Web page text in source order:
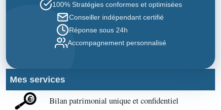
100% Stratégies conformes et optimisées
Conseiller indépendant certifié
Réponse sous 24h
Accompagnement personnalisé
Mes services
Bilan patrimonial unique et confidentiel